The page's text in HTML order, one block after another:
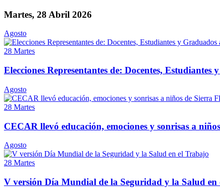
Martes, 28 Abril 2026
Agosto
28 Martes
Elecciones Representantes de: Docentes,
Agosto
28 Martes
CECAR llevó educación, emociones y sonrisas a
Agosto
28 Martes
V versión Día Mundial de la Seguridad y la Salud